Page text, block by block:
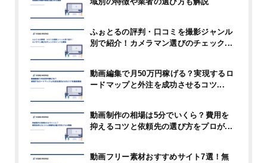
ふぉとるの評判・口コミを撮影ジャンル
別で紹介！カメラマン選びのチェック...
動画編集で月50万円稼げる？実現するロ
ードマップと外注を成功させるコツ...
動画制作の相場は5分でいくら？費用を
抑えるコツと依頼先の選び方をプロが...
動画フリー素材おすすめサイト7選！無